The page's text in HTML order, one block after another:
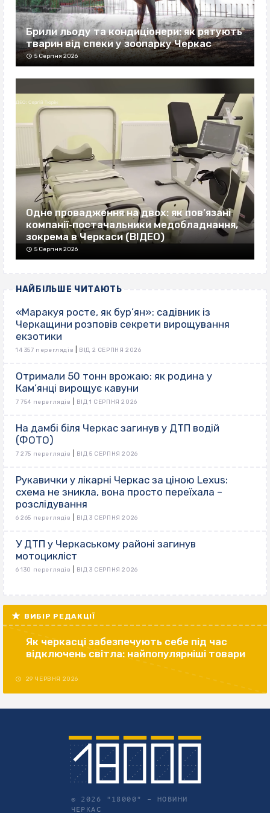
Брили льоду та кондиціонери: як рятують
тварин від спеки у зоопарку Черкас
5 Серпня 2026
Одне провадження на двох: як пов’язані
компанії‐постачальники медобладнання,
зокрема в Черкаси (ВІДЕО)
5 Серпня 2026
НАЙБІЛЬШЕ ЧИТАЮТЬ
«Маракуя росте, як бур’ян»: садівник із
Черкащини розповів секрети вирощування
екзотики
14 357 переглядів ВІД 2 СЕРПНЯ 2026
Отримали 50 тонн врожаю: як родина у
Кам’янці вирощує кавуни
7 754 переглядів ВІД 1 СЕРПНЯ 2026
На дамбі біля Черкас загинув у ДТП водій
(ФОТО)
7 275 переглядів ВІД 5 СЕРПНЯ 2026
Рукавички у лікарні Черкас за ціною Lexus:
схема не зникла, вона просто переїхала –
розслідування
6 265 переглядів ВІД 3 СЕРПНЯ 2026
У ДТП у Черкаському районі загинув
мотоцикліст
6 130 переглядів ВІД 3 СЕРПНЯ 2026
ВИБІР РЕДАКЦІЇ
Як черкасці забезпечують себе під час
відключень світла: найпопулярніші товари
29 ЧЕРВНЯ 2026
© 2026 "18000" – НОВИНИ
ЧЕРКАС